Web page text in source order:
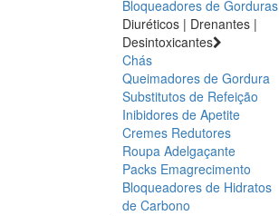
Bloqueadores de Gorduras
Diuréticos | Drenantes |
Desintoxicantes
Chás
Queimadores de Gordura
Substitutos de Refeição
Inibidores de Apetite
Cremes Redutores
Roupa Adelgaçante
Packs Emagrecimento
Bloqueadores de Hidratos
de Carbono